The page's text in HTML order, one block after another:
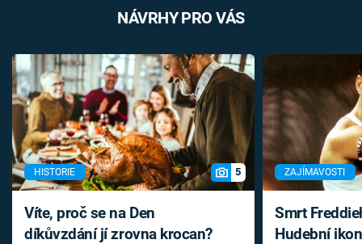
NÁVRHY PRO VÁS
HISTORIE 5
Víte, proč se na Den
díkůvzdání jí zrovna krocan?
ZAJÍMAVOSTI
Smrt
Hudební